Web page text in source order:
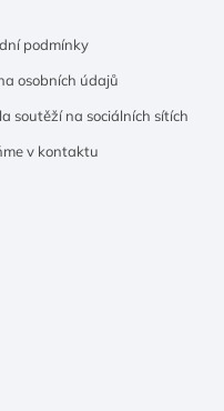
podmínky
osobních údajů
soutěží na sociálních sítích
v kontaktu